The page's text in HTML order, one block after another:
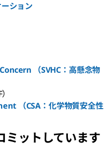
ション
（SVHC：高懸念物
（CSA：化学物質安全性
ミットしています